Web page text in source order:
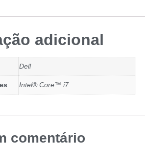
adicional
Dell
Intel® Core™ i7
comentário